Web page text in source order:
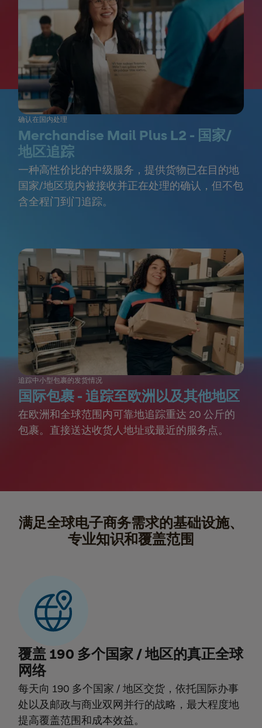
确认在国内处理
Merchandise Mail Plus L2 - 国家/
地区追踪
一种高性价比的中级服务，提供货物已在目的地
国家/地区境内被接收并正在处理的确认，但不包
含全程门到门追踪。
追踪中小型包裹的发货情况
国际包裹 - 追踪至欧洲以及其他地区
在欧洲和全球范围内可靠地追踪重达 20 公斤的
包裹。直接送达收货人地址或最近的服务点。
满足全球电子商务需求的基础设施、
专业知识和覆盖范围
覆盖 190 多个国家 / 地区的真正全球
网络
每天向 190 多个国家 / 地区交货，依托国际办事
处以及邮政与商业双网并行的战略，最大程度地
提高覆盖范围和成本效益。